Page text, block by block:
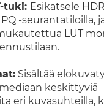
tuki: Esikatsele
PQ -seurantatiloilla,
LUT
Sisältää
keskittyviä
eri kuvasuhteilla,